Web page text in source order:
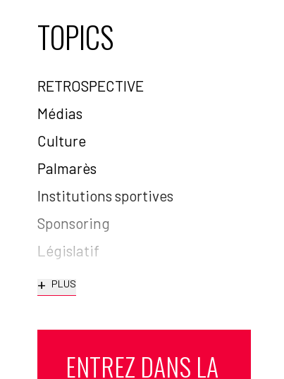
TOPICS
RETROSPECTIVE
Médias
Culture
Palmarès
Institutions sportives
Sponsoring
Législatif
+ PLUS
ENTREZ DANS LA